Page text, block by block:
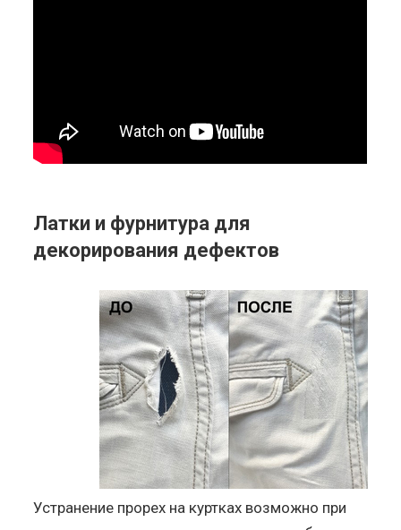
Латки и фурнитура для
декорирования дефектов
Устранение прорех на куртках возможно при